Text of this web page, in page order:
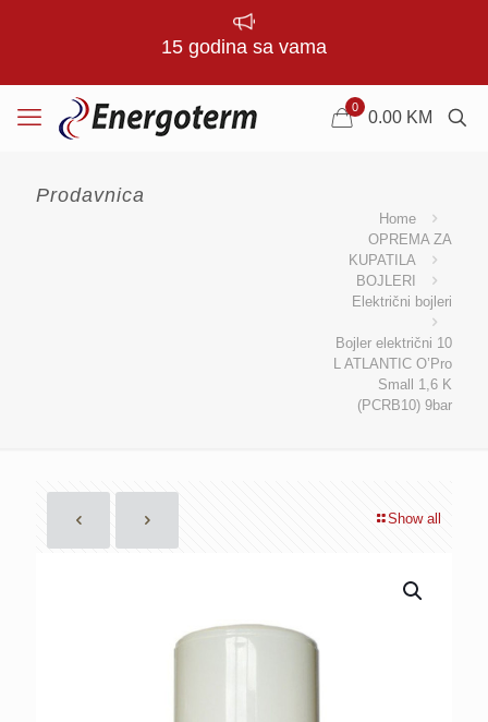
15 godina sa vama
0
0.00 KM
Prodavnica
Home
OPREMA ZA
KUPATILA
BOJLERI
Električni bojleri
Bojler električni 10
L ATLANTIC O’Pro
Small 1,6 K
(PCRB10) 9bar
Show all